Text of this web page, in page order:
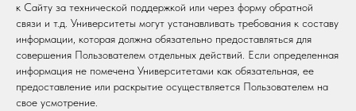
к Сайту за технической поддержкой или через форму обратной
связи и т.д. Университеты могут устанавливать требования к составу
информации, которая должна обязательно предоставляться для
совершения Пользователем отдельных действий. Если определенная
информация не помечена Университетами как обязательная, ее
предоставление или раскрытие осуществляется Пользователем на
свое усмотрение.